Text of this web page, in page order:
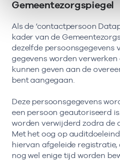
Gemeentezorgspiegel
Als de ‘contactpersoon
kader van de
dezelfde persoonsgegevens
gegevens worden
kunnen geven aan de
bent aangegaan.
Deze persoonsgegevens
een persoon geautoriseerd
worden verwijderd zodra de
Met het oog op
hiervan afgeleide registratie,
nog wel enige tijd worden